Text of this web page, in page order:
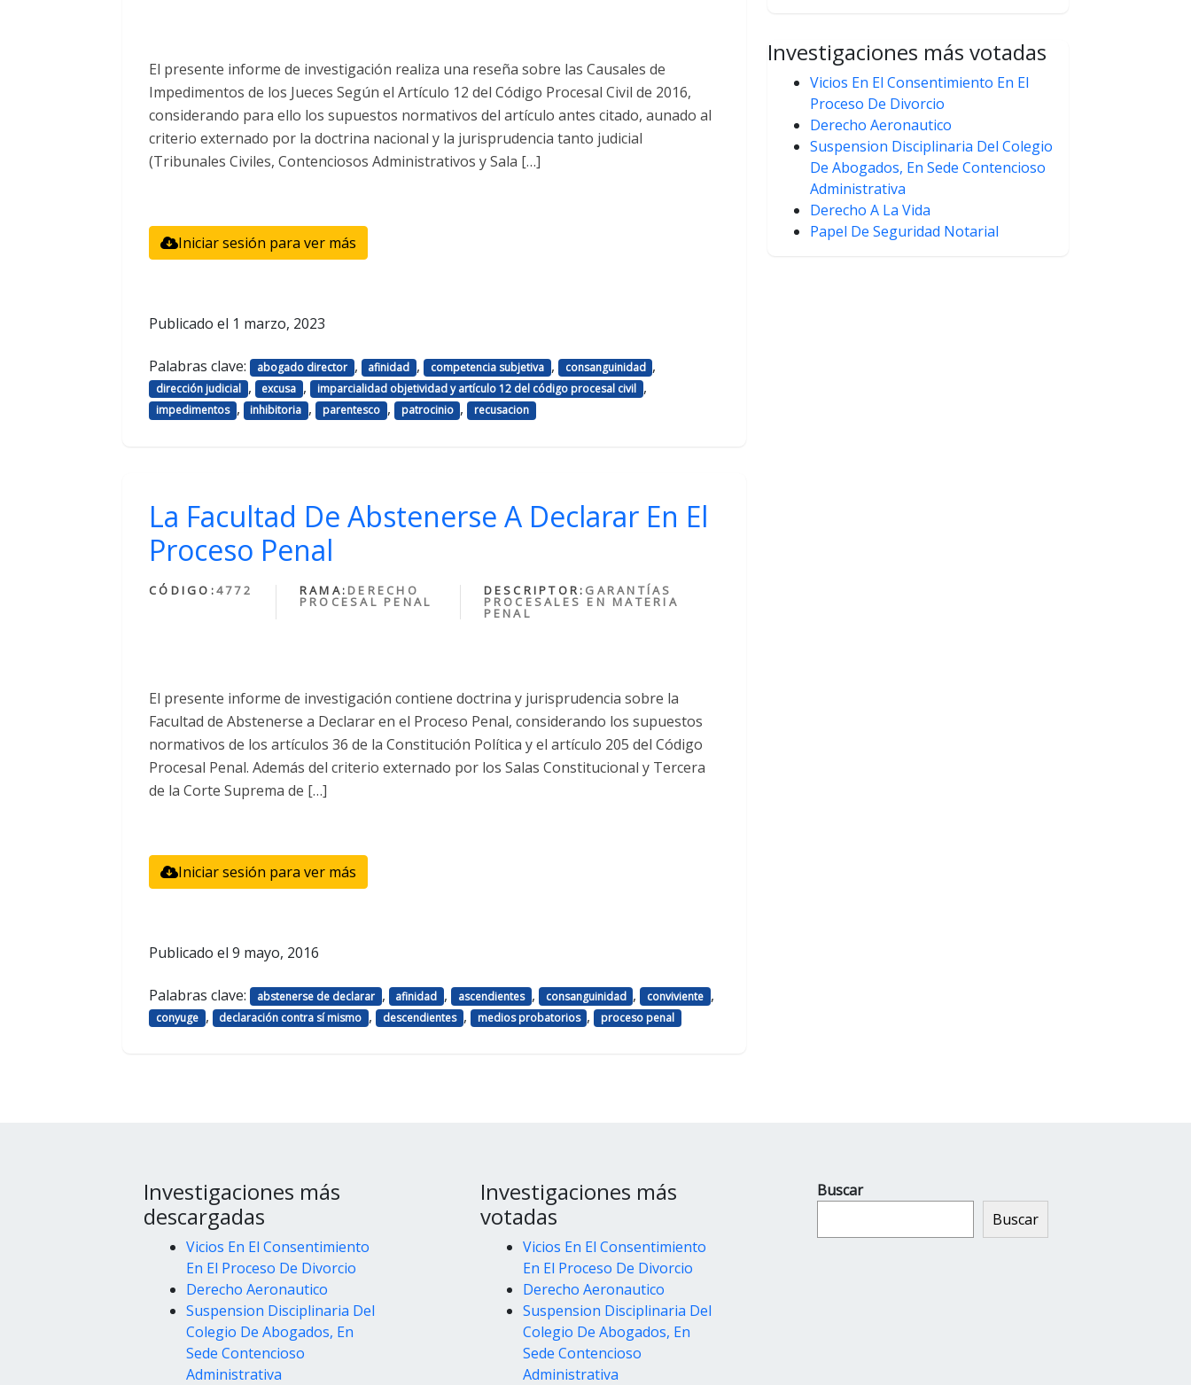
El presente informe de investigación realiza una reseña sobre las Causales de
Impedimentos de los Jueces Según el Artículo 12 del Código Procesal Civil de 2016,
considerando para ello los supuestos normativos del artículo antes citado, aunado al
criterio externado por la doctrina nacional y la jurisprudencia tanto judicial
(Tribunales Civiles, Contenciosos Administrativos y Sala […]
Iniciar sesión para ver más
Publicado el 1 marzo, 2023
Palabras clave: abogado director , afinidad , competencia subjetiva , consanguinidad ,
dirección judicial , excusa , imparcialidad objetividad y artículo 12 del código procesal civil ,
impedimentos , inhibitoria , parentesco , patrocinio , recusacion
La Facultad De Abstenerse A Declarar En El
Proceso Penal
CÓDIGO:4772 RAMA: DERECHO
PROCESAL PENAL
DESCRIPTOR: GARANTÍAS
PROCESALES EN MATERIA
PENAL
El presente informe de investigación contiene doctrina y jurisprudencia sobre la
Facultad de Abstenerse a Declarar en el Proceso Penal, considerando los supuestos
normativos de los artículos 36 de la Constitución Política y el artículo 205 del Código
Procesal Penal. Además del criterio externado por los Salas Constitucional y Tercera
de la Corte Suprema de […]
Iniciar sesión para ver más
Publicado el 9 mayo, 2016
Palabras clave: abstenerse de declarar , afinidad , ascendientes , consanguinidad , conviviente ,
conyuge , declaración contra sí mismo , descendientes , medios probatorios , proceso penal
Investigaciones más votadas
Vicios En El Consentimiento En El
Proceso De Divorcio
Derecho Aeronautico
Suspension Disciplinaria Del Colegio
De Abogados, En Sede Contencioso
Administrativa
Derecho A La Vida
Papel De Seguridad Notarial
Investigaciones más
descargadas
Vicios En El Consentimiento
En El Proceso De Divorcio
Derecho Aeronautico
Suspension Disciplinaria Del
Colegio De Abogados, En
Sede Contencioso
Administrativa
Investigaciones más
votadas
Vicios En El Consentimiento
En El Proceso De Divorcio
Derecho Aeronautico
Suspension Disciplinaria Del
Colegio De Abogados, En
Sede Contencioso
Administrativa
Buscar
Buscar